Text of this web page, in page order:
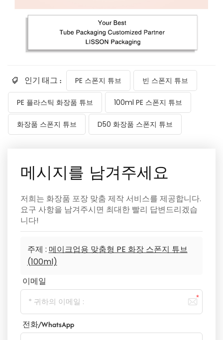
인기 태그 : PE 스폰지 튜브 빈 스폰지 튜브
PE 플라스틱 화장품 튜브 100ml PE 스폰지 튜브
화장품 스폰지 튜브 D50 화장품 스폰지 튜브
메시지를 남겨주세요
저희는 화장품 포장 맞춤 제작 서비스를 제공합니다.
요구 사항을 남겨주시면 최대한 빨리 답변드리겠습
니다!
주제 : 메이크업용 맞춤형 PE 화장 스폰지 튜브
(100ml)
이메일
전화/WhatsApp